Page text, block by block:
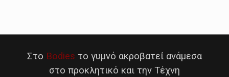
Στο Bodies το γυμνό ακροβατεί ανάμεσα
στο προκλητικό και την Τέχνη